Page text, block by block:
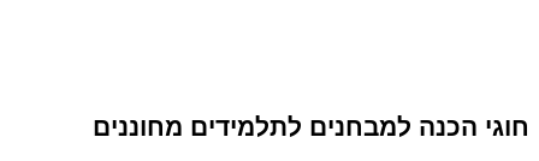
חוגי הכנה למבחנים לתלמידים מחוננים